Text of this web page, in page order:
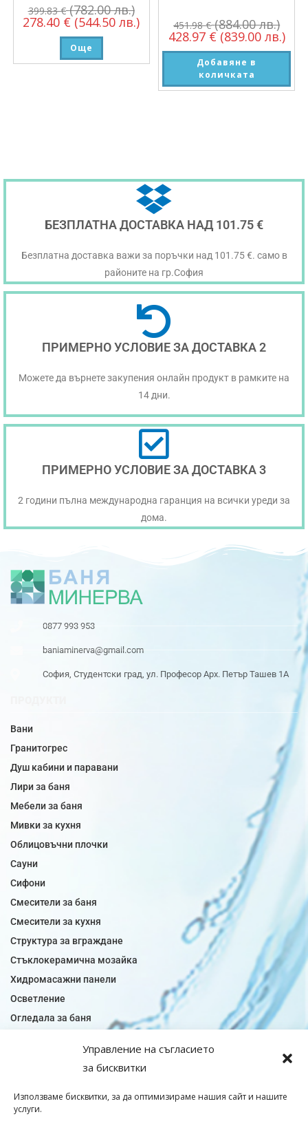
Управление на съгласието
за бисквитки
Използваме бисквитки, за да оптимизираме нашия сайт и нашите
услуги.
399.83€ (782.00 лв.)
278.40 € (544.50 лв.)
Още
451.98€ (884.00 лв.)
428.97 € (839.00 лв.)
Добавяне в
количката
БЕЗПЛАТНА ДОСТАВКА НАД 101.75 €
Безплатна доставка важи за поръчки над 101.75 €. само в
районите на гр.София
ПРИМЕРНО УСЛОВИЕ ЗА ДОСТАВКА 2
Можете да върнете закупения онлайн продукт в рамките на
14 дни.
ПРИМЕРНО УСЛОВИЕ ЗА ДОСТАВКА 3
2 години пълна международна гаранция на всички уреди за
дома.
0877 993 953
baniaminerva@gmail.com
София, Студентски град, ул. Професор Арх. Петър Ташев 1А
Вани
Гранитогрес
Душ кабини и паравани
Лири за баня
Мебели за баня
Мивки за кухня
Облицовъчни плочки
Сауни
Сифони
Смесители за баня
Смесители за кухня
Структура за вграждане
Стъклокерамична мозайка
Хидромасажни панели
Осветление
Огледала за баня
Плочки за кухня
Подови лентова сифони
Подови плочки